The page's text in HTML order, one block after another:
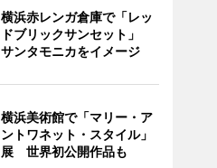
横浜赤レンガ倉庫で「レッ
ドブリックサンセット」
サンタモニカをイメージ
横浜美術館で「マリー・ア
ントワネット・スタイル」
展 世界初公開作品も